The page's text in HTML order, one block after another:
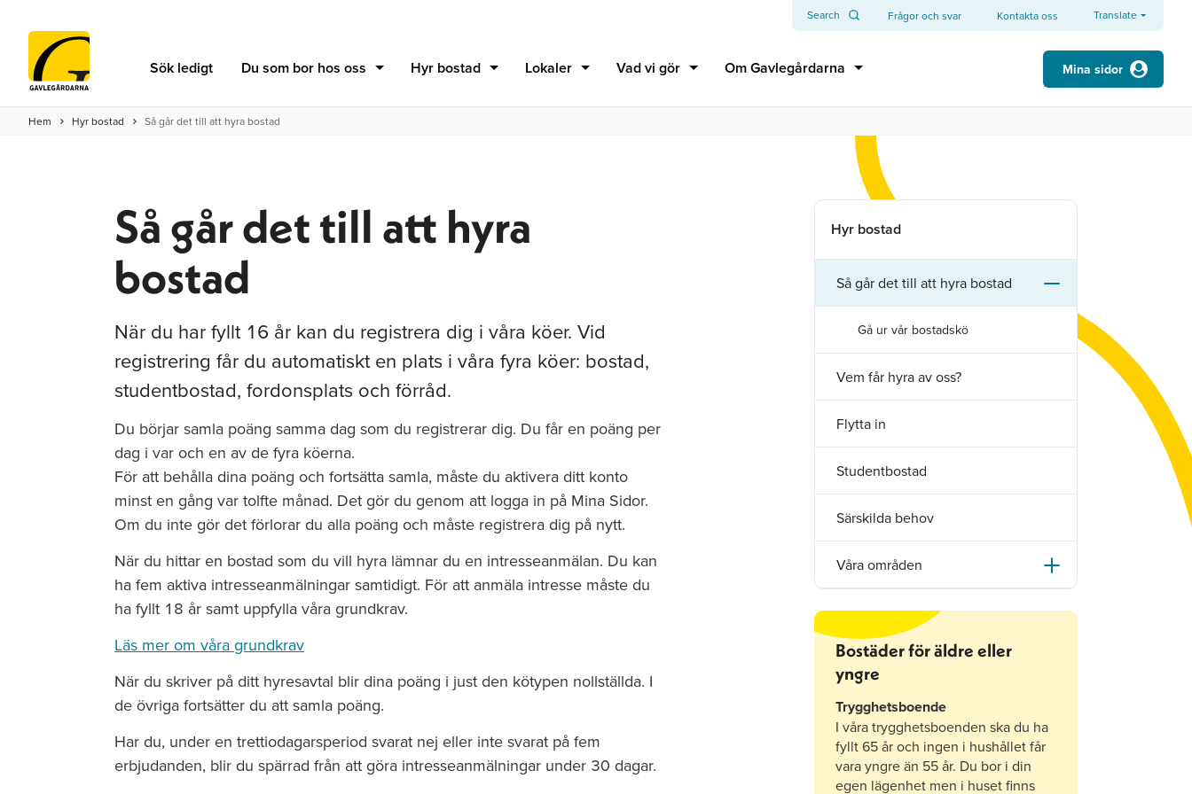
Search Frågor och svar Kontakta oss Translate
Sök ledigt Du som bor hos oss Hyr bostad Lokaler Vad vi gör Om Gavlegårdarna Mina sidor
Hem Hyr bostad Så går det till att hyra bostad
Så går det till att hyra
bostad
När du har fyllt 16 år kan du registrera dig i våra köer. Vid
registrering får du automatiskt en plats i våra fyra köer: bostad,
studentbostad, fordonsplats och förråd.
Du börjar samla poäng samma dag som du registrerar dig. Du får en poäng per
dag i var och en av de fyra köerna.
För att behålla dina poäng och fortsätta samla, måste du aktivera ditt konto
minst en gång var tolfte månad. Det gör du genom att logga in på Mina Sidor.
Om du inte gör det förlorar du alla poäng och måste registrera dig på nytt.
När du hittar en bostad som du vill hyra lämnar du en intresseanmälan. Du kan
ha fem aktiva intresseanmälningar samtidigt. För att anmäla intresse måste du
ha fyllt 18 år samt uppfylla våra grundkrav.
Läs mer om våra grundkrav
När du skriver på ditt hyresavtal blir dina poäng i just den kötypen nollställda. I
de övriga fortsätter du att samla poäng.
Har du, under en trettiodagarsperiod svarat nej eller inte svarat på fem
erbjudanden, blir du spärrad från att göra intresseanmälningar under 30 dagar.
Hyr bostad
Så går det till att hyra bostad
Gå ur vår bostadskö
Vem får hyra av oss?
Flytta in
Studentbostad
Särskilda behov
Våra områden
Bostäder för äldre eller
yngre
Trygghetsboende
I våra trygghetsboenden ska du ha
fyllt 65 år och ingen i hushållet får
vara yngre än 55 år. Du bor i din
egen lägenhet men i huset finns